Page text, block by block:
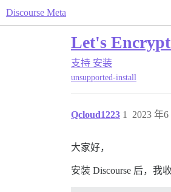
Discourse Meta
Let's
支持 安装
unsupported-install
Qcloud1223 2023 年
1
大家好，
安装 Discourse 后，我